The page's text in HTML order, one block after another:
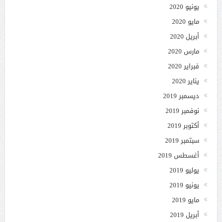
يونيو 2020
مايو 2020
أبريل 2020
مارس 2020
فبراير 2020
يناير 2020
ديسمبر 2019
نوفمبر 2019
أكتوبر 2019
سبتمبر 2019
أغسطس 2019
يوليو 2019
يونيو 2019
مايو 2019
أبريل 2019